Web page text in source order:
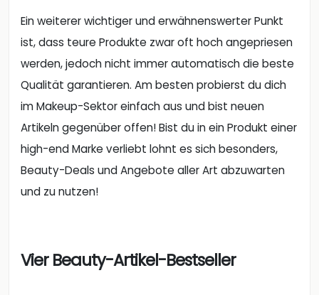
Ein weiterer wichtiger und erwähnenswerter Punkt
ist, dass teure Produkte zwar oft hoch angepriesen
werden, jedoch nicht immer automatisch die beste
Qualität garantieren. Am besten probierst du dich
im Makeup-Sektor einfach aus und bist neuen
Artikeln gegenüber offen! Bist du in ein Produkt einer
high-end Marke verliebt lohnt es sich besonders,
Beauty-Deals und Angebote aller Art abzuwarten
und zu nutzen!
Vier Beauty-Artikel-Bestseller